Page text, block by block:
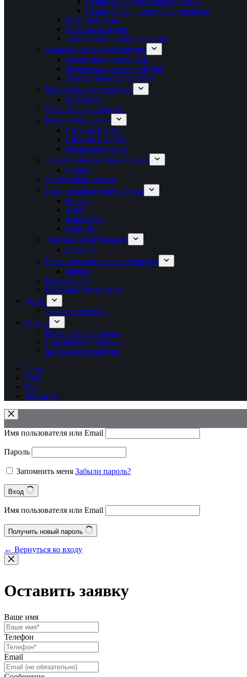
Серия T и C — рамочный профиль
Кухонные базы
Мебельные ручки
Для светодиодной подсветки
Межкомнатные перегородки
Подвесная система AIR
Подвесная система AIR Soft
Телескопическая система
Мобильные перегородки
MobyLight
Офисные перегородки
Раздвижные двери
Система Вектор
Система Слайдер
Подвесные двери
Сантехнические перегородки
Comfort
Спайдерная система
Стационарные перегородки
Forum
Status
Status Light
Status Pro
Торговое оборудование
Euroshop
Цельностеклянные перегородки
Optima
Шкафы-купе
Безрамное остекление
Двери
Дверные коробки
Услуги
Резка стекла и зеркал
Порошковая покраска
Монтаж перегородок
О нас
Блог
Faq
Контакты
Имя пользователя или Email
Пароль
Запомнить меня Забыли пароль?
Вход
Имя пользователя или Email
Получить новый пароль
← Вернуться ко входу
Оставить заявку
Ваше имя
Телефон
Email